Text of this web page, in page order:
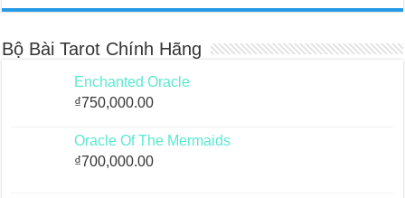
Bộ Bài Tarot Chính Hãng
Enchanted Oracle
₫750,000.00
Oracle Of The Mermaids
₫700,000.00